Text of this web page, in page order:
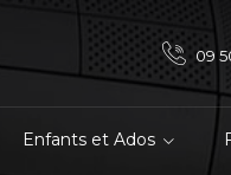
09
Enfants et Ados